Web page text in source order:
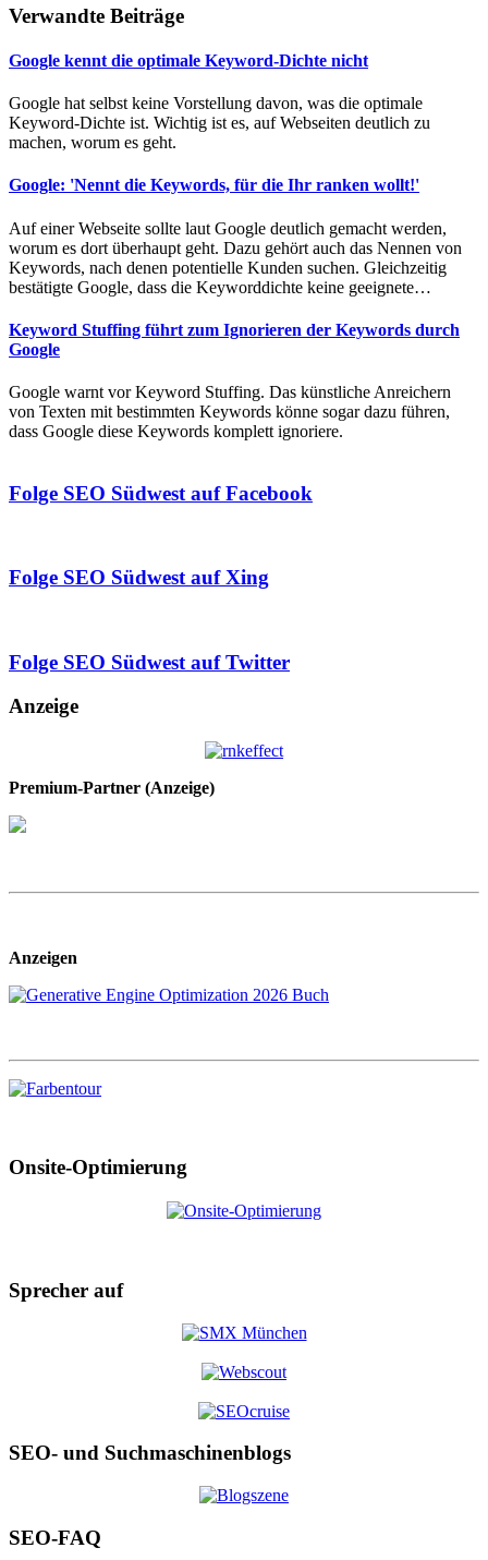
Verwandte Beiträge
Google kennt die optimale Keyword-Dichte nicht
Google hat selbst keine Vorstellung davon, was die optimale
Keyword-Dichte ist. Wichtig ist es, auf Webseiten deutlich zu
machen, worum es geht.
Google: 'Nennt die Keywords, für die Ihr ranken wollt!'
Auf einer Webseite sollte laut Google deutlich gemacht werden,
worum es dort überhaupt geht. Dazu gehört auch das Nennen von
Keywords, nach denen potentielle Kunden suchen. Gleichzeitig
bestätigte Google, dass die Keyworddichte keine geeignete…
Keyword Stuffing führt zum Ignorieren der Keywords durch
Google
Google warnt vor Keyword Stuffing. Das künstliche Anreichern
von Texten mit bestimmten Keywords könne sogar dazu führen,
dass Google diese Keywords komplett ignoriere.
Folge SEO Südwest auf Facebook
Folge SEO Südwest auf Xing
Folge SEO Südwest auf Twitter
Anzeige
Premium-Partner (Anzeige)
Anzeigen
Onsite-Optimierung
Sprecher auf
SEO- und Suchmaschinenblogs
SEO-FAQ